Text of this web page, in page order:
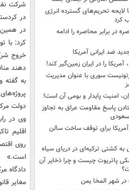
لایحه تحریم‌های گسترده انرژی
کرد
در برابر محاصره را ادامه
ضد ایرانی آمریکا
را در ایران زمین‌گیر کند!
سوری با عنوان مدیریت
امنیت پایدار و بومی آن است!
پاسخ مقاومت عراق به تجاوز
سعودی
آمریکا برای توقف ساخت سالن
به کشتی ترکیه‌ای در دریای سیاه
پاتریوت چیست و چرا ذخایر آن
در شهر المخا یمن
شرکت
در
در همین
کرد: با
خروج
دهند
به گفته
دولت
وی در
اقلیم
است.»
دادگاه
مغایر